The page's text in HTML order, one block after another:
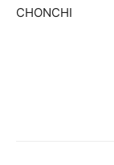
CHONCHI